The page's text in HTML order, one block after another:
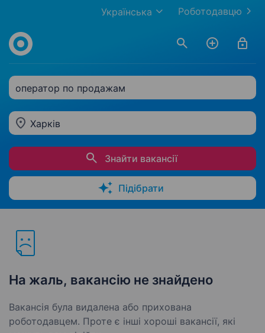
Роботодавцю
Українська
оператор по продажам
Харків
Знайти вакансії
Підібрати
На жаль, вакансію не знайдено
Вакансія була видалена або прихована
роботодавцем. Проте є інші хороші вакансії, які